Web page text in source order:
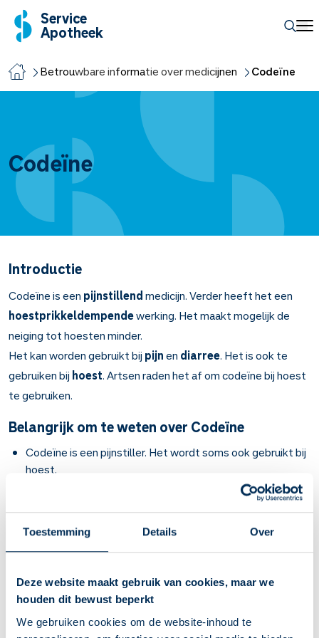
Toestemming Details Over
Deze website maakt gebruik van cookies, maar we
houden dit bewust beperkt
We gebruiken cookies om de website-inhoud te
Service
Apotheek
Betrouwbare informatie over medicijnen Codeïne
Codeïne
Introductie
Codeïne is een pijnstillendmedicijn. Verder heeft het een
hoestprikkeldempendewerking. Het maakt mogelijk de
neiging tot hoesten minder.
Het kan worden gebruikt bij pijnen diarree. Het is ook te
gebruiken bij hoest. Artsen raden het af om codeïne bij hoest
te gebruiken.
Belangrijk om te weten over Codeïne
Codeïne is een pijnstiller. Het wordt soms ook gebruikt bij
hoest.
Bij kriebelhoest, pijn en diarree. Soms samen met de
werken.
Diarree: gebruik codeïne tot uw klachten verdwenen zijn,
Pijn en hoest: gebruik codeïne zo kort mogelijk. U mag dit
medicijn niet vaker dan 4 keer per dag innemen. Wacht
steeds minimaal 6 uur voordat u de volgende tablet